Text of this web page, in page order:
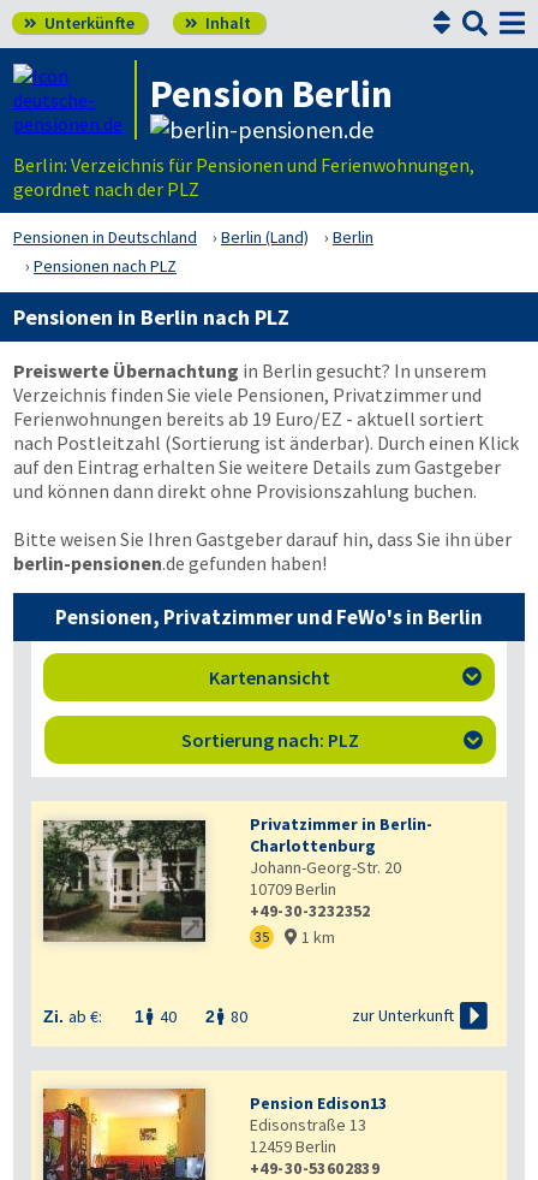
 Unterkünfte  Inhalt 

Pension Berlin
Berlin: Verzeichnis für Pensionen und Ferienwohnungen,
geordnet nach der PLZ
Pensionen in Deutschland Berlin (Land)
Berlin
Pensionen nach PLZ
Pensionen in Berlin nach PLZ
Preiswerte Übernachtung in Berlin gesucht? In unserem
Verzeichnis finden Sie viele Pensionen, Privatzimmer und
Ferienwohnungen bereits ab 19 Euro/EZ - aktuell sortiert
nach Postleitzahl (Sortierung ist änderbar). Durch einen Klick
auf den Eintrag erhalten Sie weitere Details zum Gastgeber
und können dann direkt ohne Provisionszahlung buchen.
Bitte weisen Sie Ihren Gastgeber darauf hin, dass Sie ihn über
berlin-pensionen.de gefunden haben!
Pensionen, Privatzimmer und FeWo's in Berlin
Kartenansicht 
Sortierung nach: PLZ 

Privatzimmer in Berlin-
Charlottenburg
Johann-Georg-Str. 20
10709Berlin
+49-30-3232352
35  1 km
Zi. ab €: 1 40 2 80 zur Unterkunft 
Pension Edison13
Edisonstraße 13
12459Berlin
+49-30-53602839